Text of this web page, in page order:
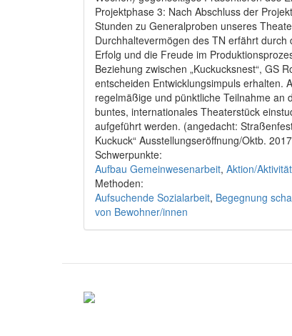
Projektphase 3: Nach Abschluss der
Stunden zu Generalproben unseres
Durchhaltevermögen des TN erfährt
Erfolg und die Freude im
Beziehung zwischen „Kuckucksnest“, GS
entscheiden Entwicklungsimpuls erhalten.
regelmäßige und pünktliche Teilnahme an
buntes, internationales Theaterstück
aufgeführt werden. (angedacht:
Kuckuck“ Ausstellungseröffnung/Oktb.
Schwerpunkte:
Aufbau Gemeinwesenarbeit, Aktion/
Methoden:
Aufsuchende Sozialarbeit, Begegnung
von Bewohner/innen